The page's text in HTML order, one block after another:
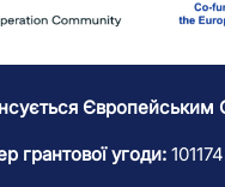
грантової угоди: